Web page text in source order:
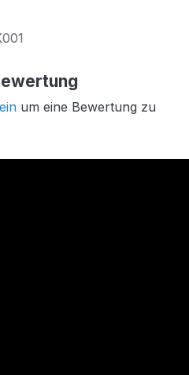
um eine Bewertung zu